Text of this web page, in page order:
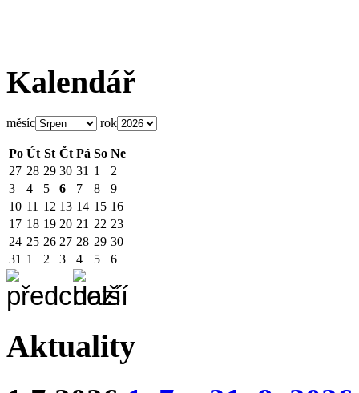
Kalendář
měsíc rok
Po Út St Čt Pá So Ne
27 28 29 30 31 1
2
3
4 5 6 7 8
9
10 11 12 13 14 15 16
17 18 19 20 21 22 23
24 25 26 27 28 29 30
31 1 2 3 4 5 6
Aktuality